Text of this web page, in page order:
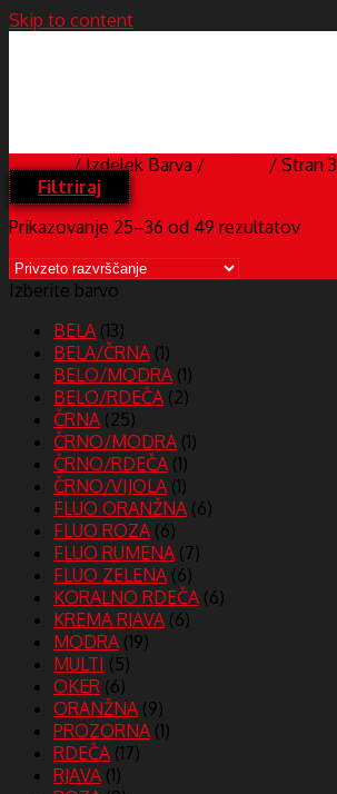
Skip to content
Domov /Izdelek Barva / / Stran 3
Filtriraj
Prikazovanje 25–36 od 49 rezultatov
Izberite barvo
BELA (13)
BELA/ČRNA (1)
BELO/MODRA (1)
BELO/RDEČA (2)
ČRNA (25)
ČRNO/MODRA (1)
ČRNO/RDEČA (1)
ČRNO/VIJOLA (1)
FLUO ORANŽNA (6)
FLUO ROZA (6)
FLUO RUMENA (7)
FLUO ZELENA (6)
KORALNO RDEČA (6)
KREMA RJAVA (6)
MODRA (19)
MULTI (5)
OKER (6)
ORANŽNA (9)
PROZORNA (1)
RDEČA (17)
RJAVA (1)